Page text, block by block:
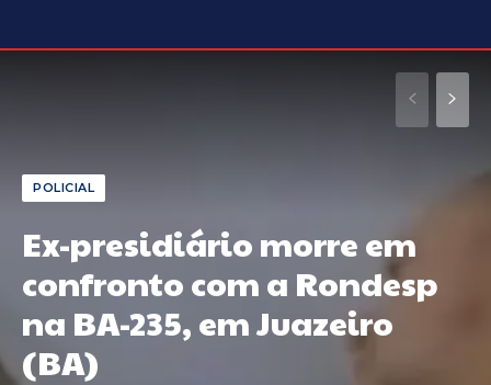
POLICIAL
Ex-presidiário morre em
confronto com a Rondesp
na BA-235, em Juazeiro
(BA)